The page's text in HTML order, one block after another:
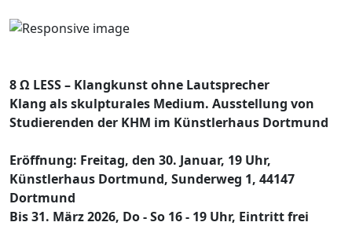
8 Ω LESS – Klangkunst ohne Lautsprecher
Klang als skulpturales Medium. Ausstellung von
Studierenden der KHM im Künstlerhaus Dortmund
Eröffnung: Freitag, den 30. Januar, 19 Uhr,
Künstlerhaus Dortmund, Sunderweg 1, 44147
Dortmund
Bis 31. März 2026, Do - So 16 - 19 Uhr, Eintritt frei